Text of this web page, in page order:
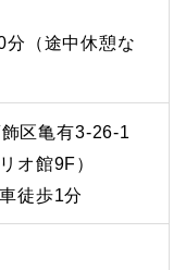
（途中休憩な
区亀有3‐26‐1
オ館9F）
徒歩1分